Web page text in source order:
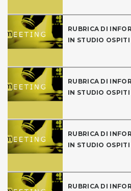
RUBRICA DI
IN STUDIO
RUBRICA DI
IN STUDIO
RUBRICA DI
IN STUDIO
RUBRICA DI